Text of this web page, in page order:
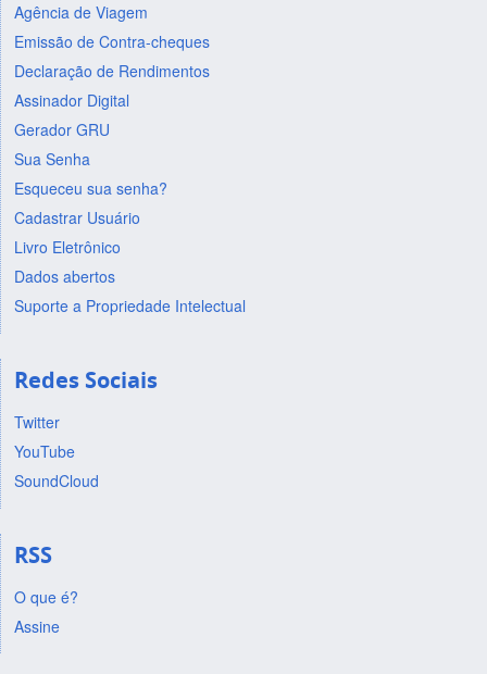
Agência de Viagem
Emissão de Contra-cheques
Declaração de Rendimentos
Assinador Digital
Gerador GRU
Sua Senha
Esqueceu sua senha?
Cadastrar Usuário
Livro Eletrônico
Dados abertos
Suporte a Propriedade Intelectual
Redes Sociais
Twitter
YouTube
SoundCloud
RSS
O que é?
Assine